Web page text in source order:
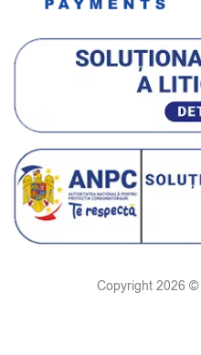
Copyright 2026 ©